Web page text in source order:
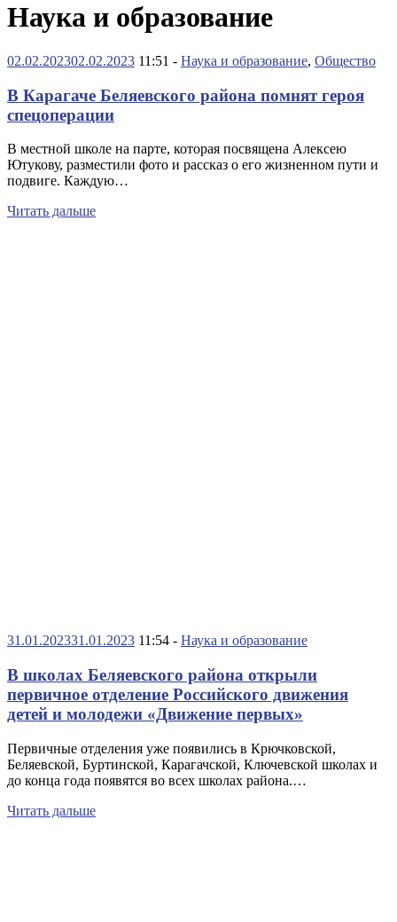
Наука и образование
02.02.202302.02.2023 11:51 - Наука и образование, Общество
В Карагаче Беляевского района помнят героя
спецоперации
В местной школе на парте, которая посвящена Алексею
Ютукову, разместили фото и рассказ о его жизненном пути и
подвиге. Каждую…
Читать дальше
31.01.202331.01.2023 11:54 - Наука и образование
В школах Беляевского района открыли
первичное отделение Российского движения
детей и молодежи «Движение первых»
Первичные отделения уже появились в Крючковской,
Беляевской, Буртинской, Карагачской, Ключевской школах и
до конца года появятся во всех школах района.…
Читать дальше